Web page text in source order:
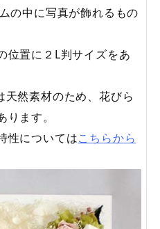
の中に写真が飾れるもの
位置に２L判サイズをあ
然素材のため、花びら
ます。
性についてはこちらから